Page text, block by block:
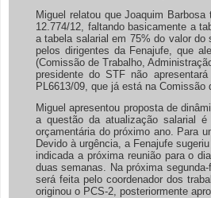
Miguel relatou que Joaquim
12.774/12, faltando basicamente a
a tabela salarial em 75% do valor do
pelos dirigentes da Fenajufe, que
(Comissão de Trabalho,
presidente do STF não
PL6613/09, que já está na
Miguel apresentou proposta de
a questão da atualização salarial
orçamentária do próximo ano. Para
Devido à urgência, a Fenajufe
indicada a próxima reunião para o
duas semanas. Na próxima
será feita pelo coordenador dos
originou o PCS-2, posteriormente